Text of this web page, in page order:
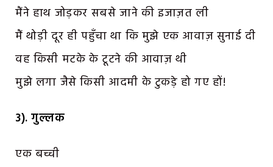
मैंने हाथ जोड़कर सबसे जाने की इजाज़त ली
मैं थोड़ी दूर ही पहुँचा था कि मुझे एक आवाज़ सुनाई दी
वह किसी मटके के टूटने की आवाज़ थी
मुझे लगा जैसे किसी आदमी के टुकड़े हो गए हों!
3). गुल्लक
एक बच्ची